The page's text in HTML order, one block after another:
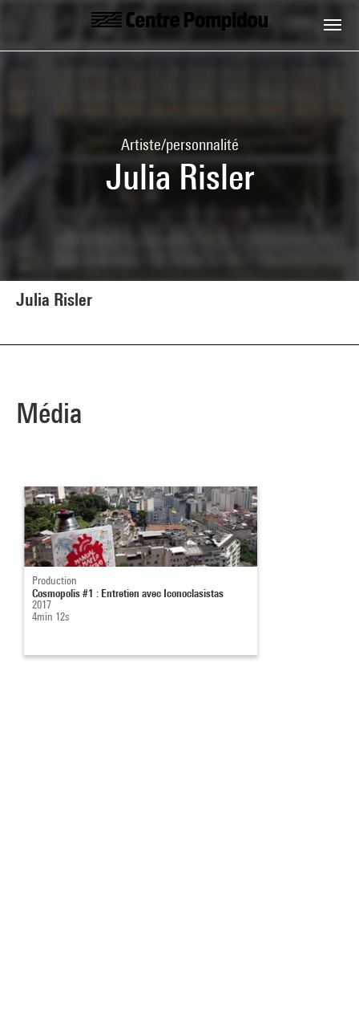
Aller au contenu principal
Centre Pompidou
Artiste/personnalité
Julia Risler
Julia Risler
Média
Production
Cosmopolis #1 : Entretien avec Iconoclasistas
2017
4min 12s